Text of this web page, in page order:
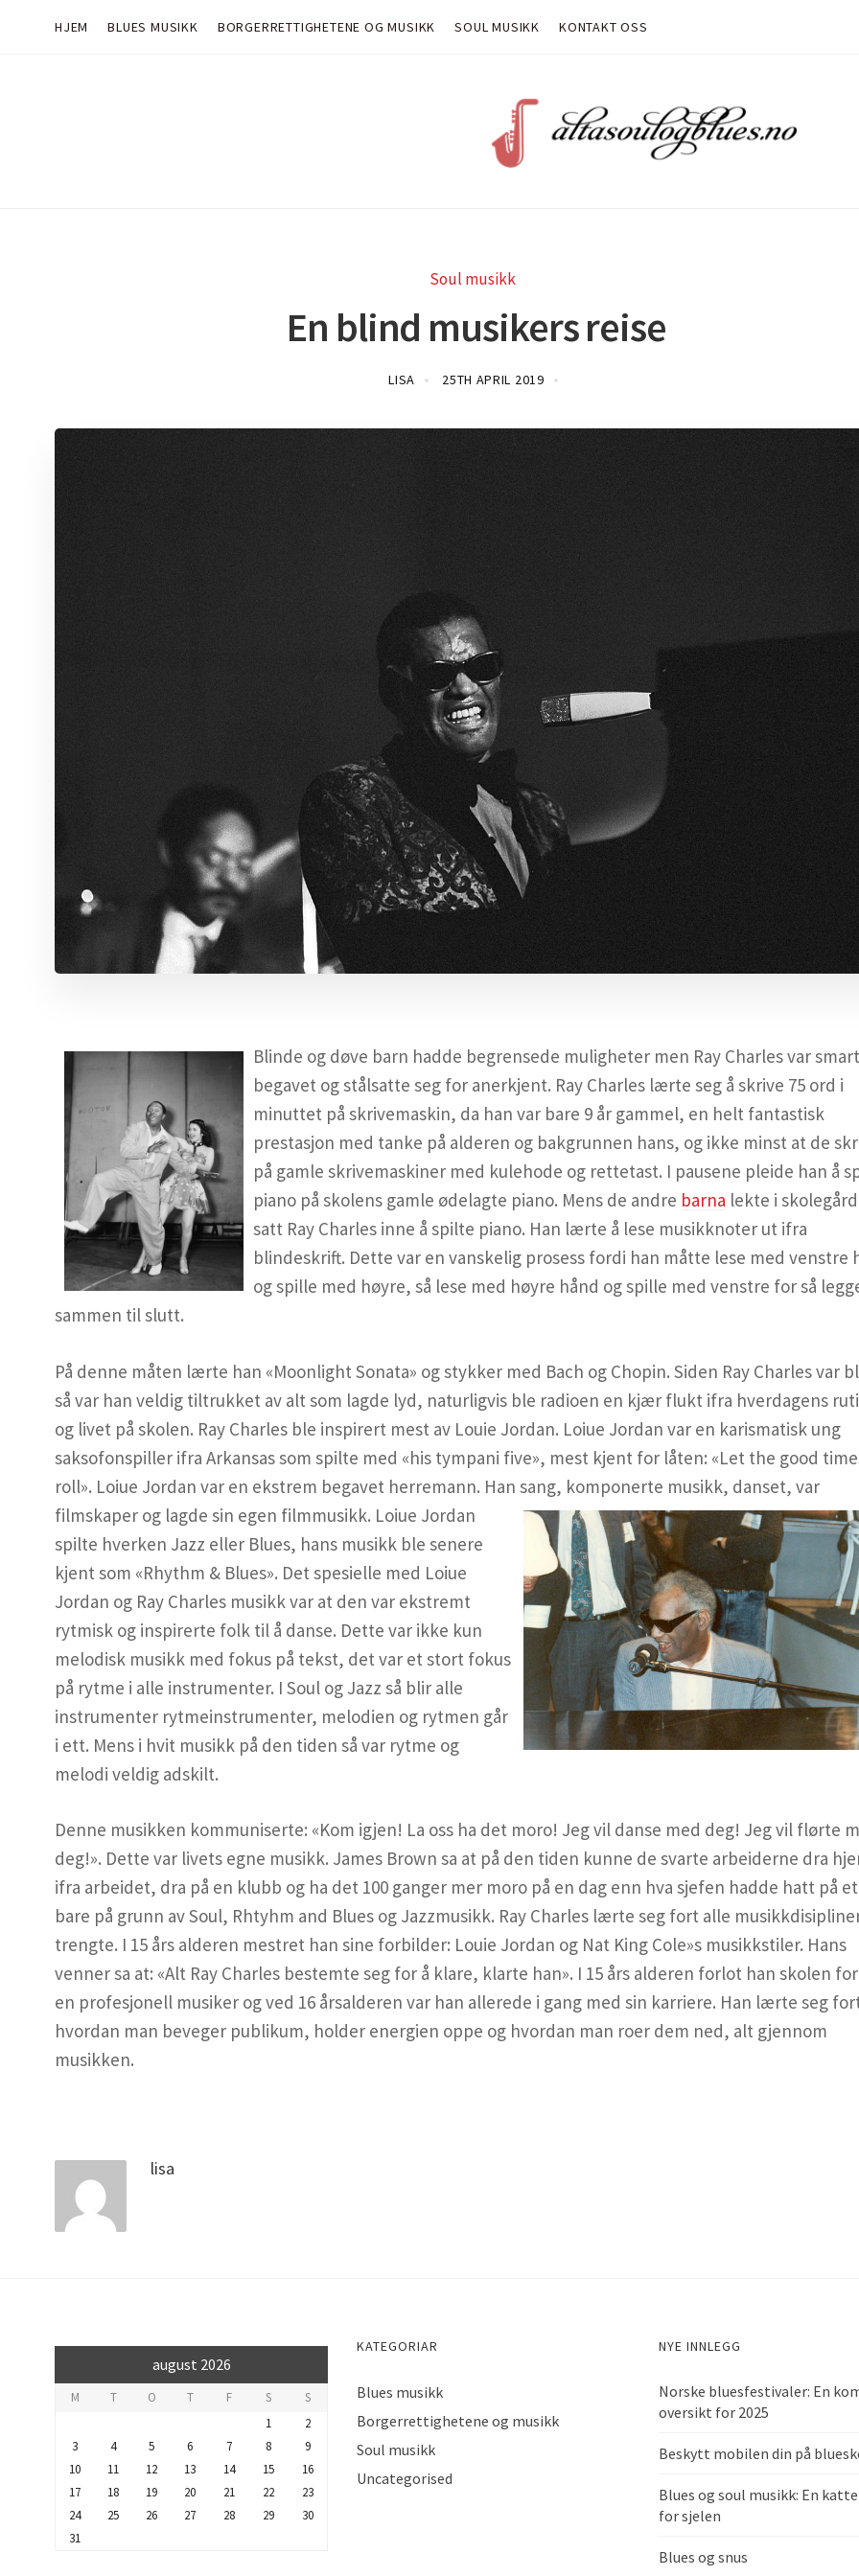
HJEM BLUES MUSIKK BORGERRETTIGHETENE OG MUSIKK SOUL MUSIKK KONTAKT OSS
Soul musikk
En blind musikers reise
LISA 25TH APRIL 2019
Blinde og døve barn hadde begrensede muligheter men Ray Charles var
begavet og stålsatte seg for anerkjent. Ray Charles lærte seg å skrive 75 ord i
minuttet på skrivemaskin, da han var bare 9 år gammel, en helt fantastisk
prestasjon med tanke på alderen og bakgrunnen hans, og ikke minst at de
på gamle skrivemaskiner med kulehode og rettetast. I pausene pleide han å
piano på skolens gamle ødelagte piano. Mens de andre barna lekte i
satt Ray Charles inne å spilte piano. Han lærte å lese musikknoter ut ifra
blindeskrift. Dette var en vanskelig prosess fordi han måtte lese med venstre
og spille med høyre, så lese med høyre hånd og spille med venstre for så
sammen til slutt.
På denne måten lærte han «Moonlight Sonata» og stykker med Bach og Chopin. Siden Ray Charles var
så var han veldig tiltrukket av alt som lagde lyd, naturligvis ble radioen en kjær flukt ifra hverdagens
og livet på skolen. Ray Charles ble inspirert mest av Louie Jordan. Loiue Jordan var en karismatisk ung
saksofonspiller ifra Arkansas som spilte med «his tympani five», mest kjent for låten: «Let the good
roll». Loiue Jordan var en ekstrem begavet herremann. Han sang, komponerte musikk, danset, var
filmskaper og lagde sin egen filmmusikk. Loiue Jordan
spilte hverken Jazz eller Blues, hans musikk ble senere
kjent som «Rhythm & Blues». Det spesielle med Loiue
Jordan og Ray Charles musikk var at den var ekstremt
rytmisk og inspirerte folk til å danse. Dette var ikke kun
melodisk musikk med fokus på tekst, det var et stort fokus
på rytme i alle instrumenter. I Soul og Jazz så blir alle
instrumenter rytmeinstrumenter, melodien og rytmen går
i ett. Mens i hvit musikk på den tiden så var rytme og
melodi veldig adskilt.
Denne musikken kommuniserte: «Kom igjen! La oss ha det moro! Jeg vil danse med deg! Jeg vil flørte
deg!». Dette var livets egne musikk. James Brown sa at på den tiden kunne de svarte arbeiderne dra
ifra arbeidet, dra på en klubb og ha det 100 ganger mer moro på en dag enn hva sjefen hadde hatt på
bare på grunn av Soul, Rhtyhm and Blues og Jazzmusikk. Ray Charles lærte seg fort alle
trengte. I 15 års alderen mestret han sine forbilder: Louie Jordan og Nat King Cole»s musikkstiler. Hans
venner sa at: «Alt Ray Charles bestemte seg for å klare, klarte han». I 15 års alderen forlot han skolen
en profesjonell musiker og ved 16 årsalderen var han allerede i gang med sin karriere. Han lærte seg
hvordan man beveger publikum, holder energien oppe og hvordan man roer dem ned, alt gjennom
musikken.
lisa
august 2026
M T O T F S
S
1
2
3
4 5 6 7 8
9
10
11 12 13 14 15
16
17
18 19 20 21 22
23
24
25 26 27 28 29
30
31
KATEGORIAR
Blues musikk
Borgerrettighetene og musikk
Soul musikk
Uncategorised
NYE INNLEGG
Norske bluesfestivaler: En
oversikt for 2025
Beskytt mobilen din på
Blues og soul musikk: En
for sjelen
Blues og snus